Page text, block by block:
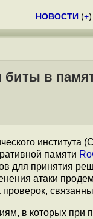
НОВОСТИ (+)
биты в
института
памяти
для принятия
атаки
в которых при